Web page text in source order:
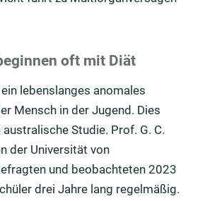
oft mit Diät
lebenslanges anomales
Mensch in der Jugend. Dies
Studie. Prof. G. C.
der Universität von
und beobachteten 2023
drei Jahre lang regelmäßig.